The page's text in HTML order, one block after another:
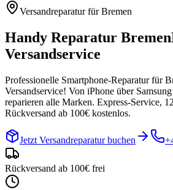
Versandreparatur fürBremen
Handy Reparatur Bremen
Versandservice
Professionelle Smartphone-Reparatur für
Versandservice! Von iPhone über
reparieren alle Marken. Express-Service,
Rückversand ab 100€ kostenlos.
Jetzt Versandreparatur buchen
Rückversand ab 100€ frei